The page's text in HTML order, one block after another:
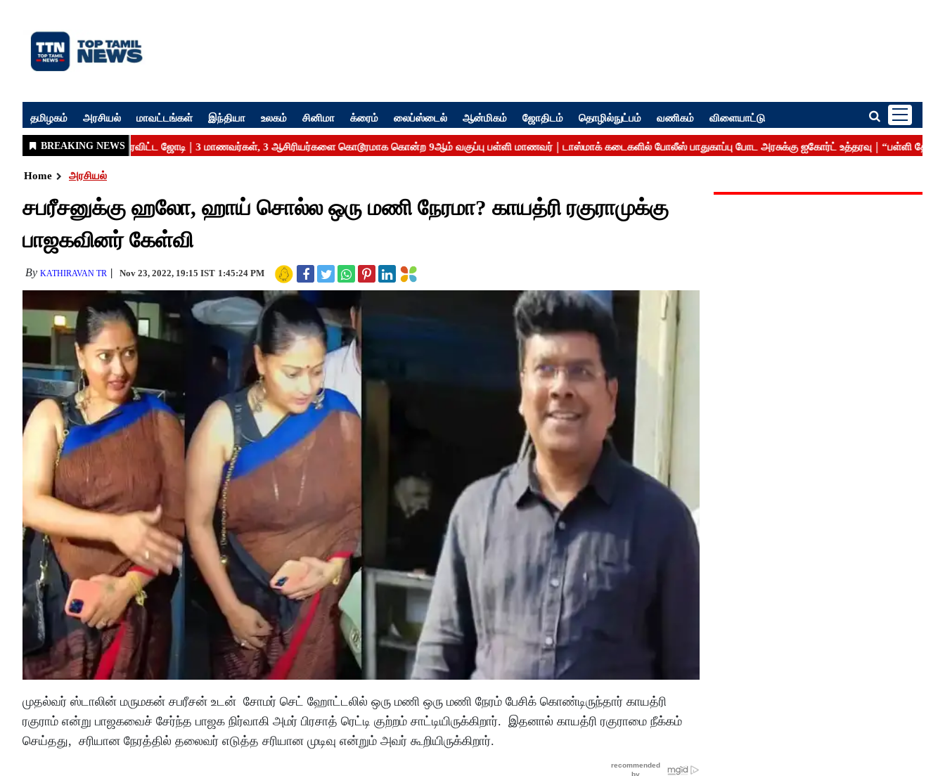
தமிழகம் அரசியல் மாவட்டங்கள் இந்தியா உலகம் சினிமா க்ரைம் லைப்ஸ்டைல் ஆன்மிகம் ஜோதிடம் தொழில்நுட்பம் வணிகம் விளையாட்டு
Home அரசியல்
சபரீசனுக்கு ஹலோ, ஹாய் சொல்ல ஒரு மணி நேரமா? காயத்ரி ரகுராமுக்கு
பாஜகவினர் கேள்வி
By KATHIRAVAN TR Nov 23, 2022, 19:15 IST 1:45:24 PM
முதல்வர் ஸ்டாலின் மருமகன் சபரீசன் உடன் சோமர் செட் ஹோட்டலில் ஒரு மணி ஒரு மணி நேரம் பேசிக் கொண்டிருந்தார் காயத்ரி
ரகுராம் என்று பாஜகவைச் சேர்ந்த பாஜக நிர்வாகி அமர் பிரசாத் ரெட்டி குற்றம் சாட்டியிருக்கிறார். இதனால் காயத்ரி ரகுராமை நீக்கம்
செய்தது, சரியான நேரத்தில் தலைவர் எடுத்த சரியான முடிவு என்றும் அவர் கூறியிருக்கிறார்.